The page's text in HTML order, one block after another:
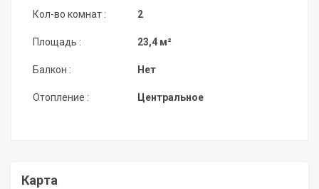
Кол-во комнат :
Площадь :
Балкон :
Отопление :
2
23,4 м²
Нет
Центральное
Карта